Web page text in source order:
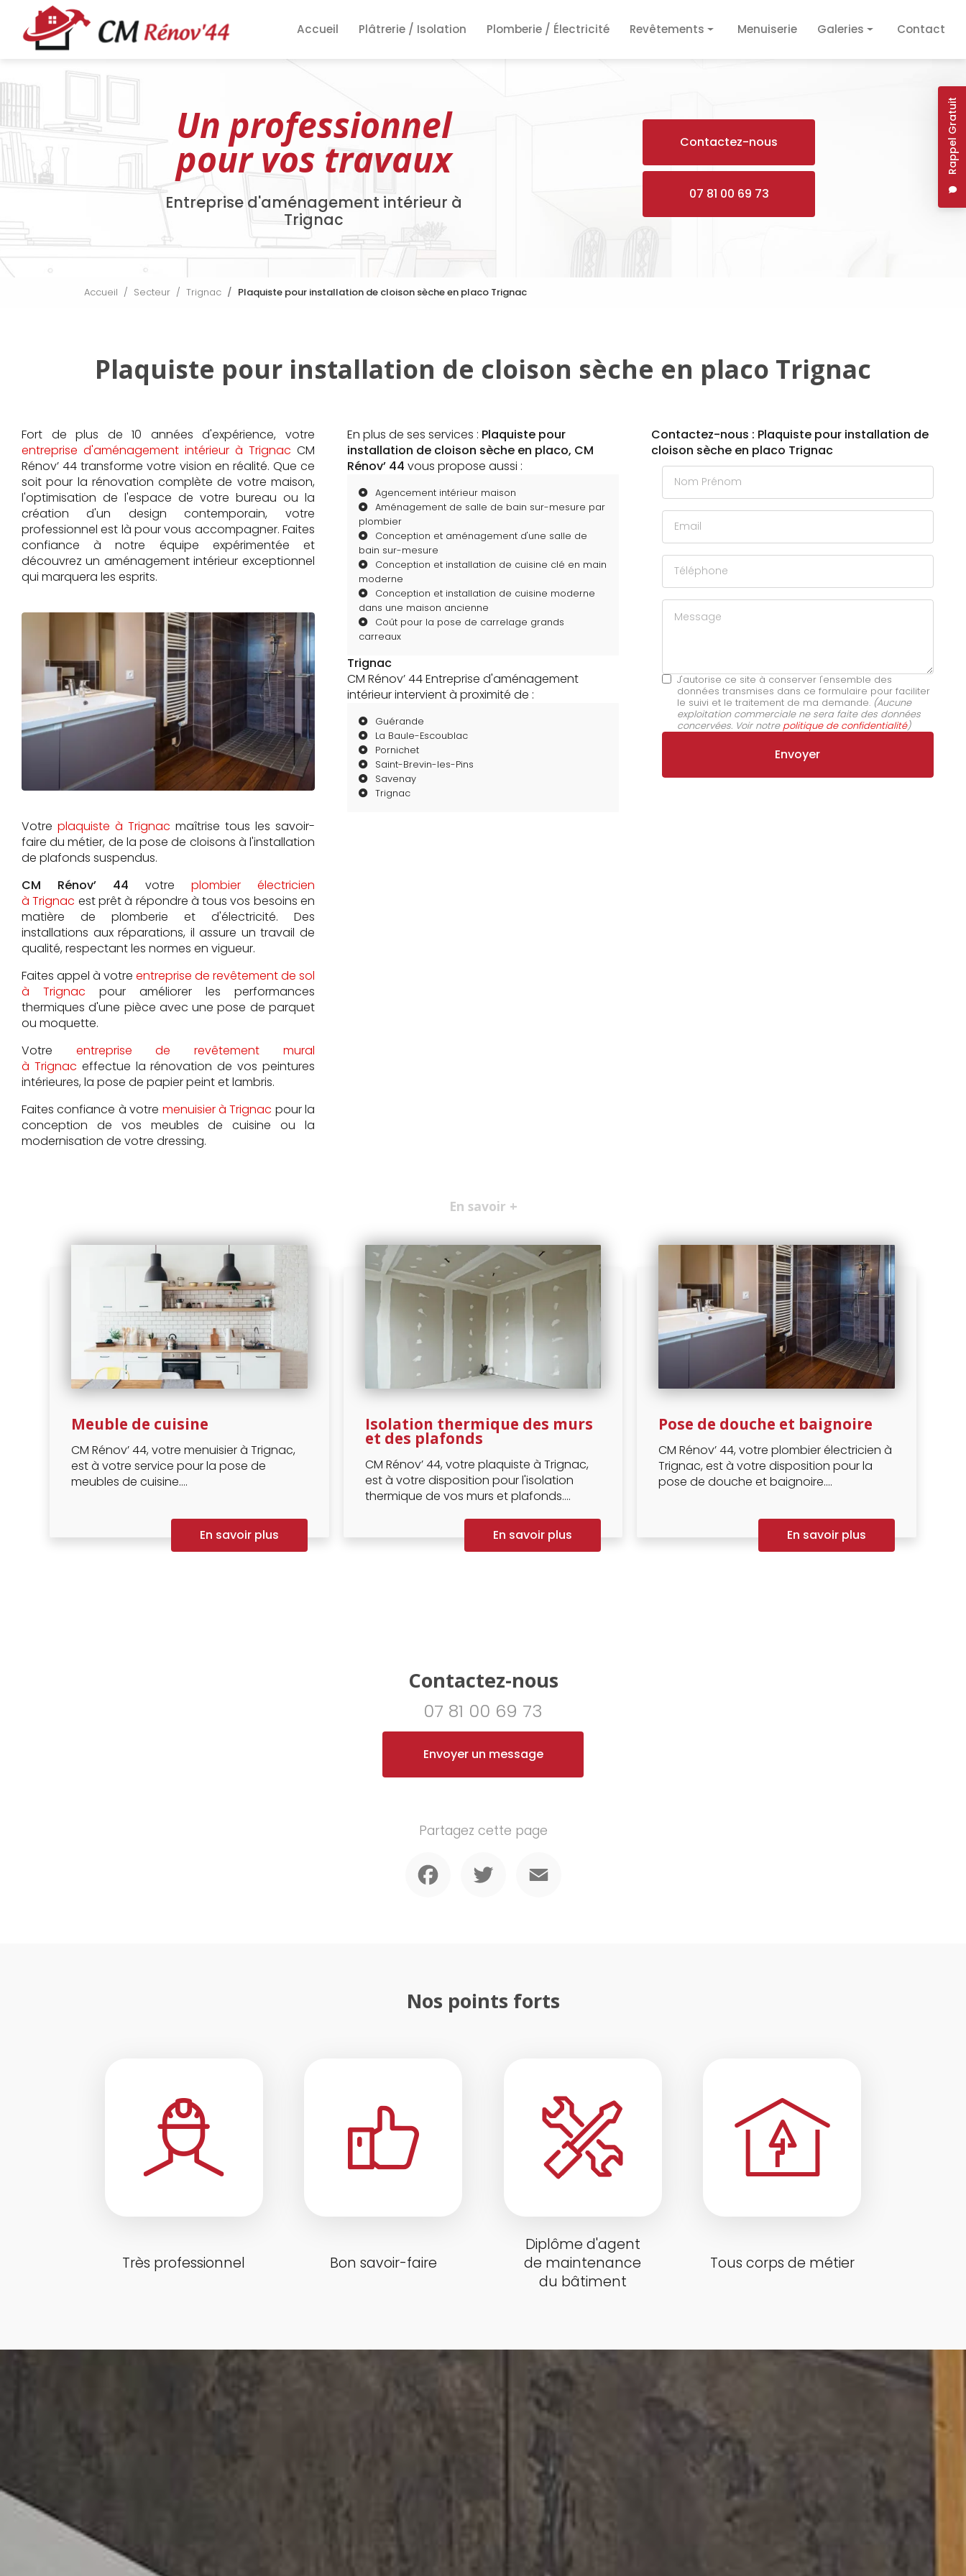
contenu
principal
Rappel Gratuit
Accueil Plâtrerie / Isolation Plomberie / Électricité Revêtements Menuiserie Galeries Contact
Un professionnel
pour vos travaux
Entreprise d'aménagement intérieur à
Trignac
Contactez-nous
07 81 00 69 73
Accueil Secteur Trignac Plaquiste pour installation de cloison sèche en placo Trignac
Plaquiste pour installation de cloison sèche en placo Trignac
Fort de plus de 10 années d'expérience, votre
entreprise d'aménagement intérieur à Trignac CM
Rénov’ 44 transforme votre vision en réalité. Que ce
soit pour la rénovation complète de votre maison,
l'optimisation de l'espace de votre bureau ou la
création d'un design contemporain, votre
professionnel est là pour vous accompagner. Faites
confiance à notre équipe expérimentée et
découvrez un aménagement intérieur exceptionnel
qui marquera les esprits.
Votre plaquiste à Trignac maîtrise tous les savoir-
faire du métier, de la pose de cloisons à l'installation
de plafonds suspendus.
CM Rénov’ 44 votre plombier électricien
à Trignac est prêt à répondre à tous vos besoins en
matière de plomberie et d'électricité. Des
installations aux réparations, il assure un travail de
qualité, respectant les normes en vigueur.
Faites appel à votre entreprise de revêtement de sol
à Trignac pour améliorer les performances
thermiques d'une pièce avec une pose de parquet
ou moquette.
Votre entreprise de revêtement mural
à Trignac effectue la rénovation de vos peintures
intérieures, la pose de papier peint et lambris.
Faites confiance à votre menuisier à Trignac pour la
conception de vos meubles de cuisine ou la
modernisation de votre dressing.
En plus de ses services : Plaquiste pour
installation de cloison sèche en placo, CM
Rénov’ 44 vous propose aussi :
Agencement intérieur maison
Aménagement de salle de bain sur-mesure par
plombier
Conception et aménagement d'une salle de
bain sur-mesure
Conception et installation de cuisine clé en main
moderne
Conception et installation de cuisine moderne
dans une maison ancienne
Coût pour la pose de carrelage grands
carreaux
Trignac
CM Rénov’ 44 Entreprise d'aménagement
intérieur intervient à proximité de :
Guérande
La Baule-Escoublac
Pornichet
Saint-Brevin-les-Pins
Savenay
Trignac
Contactez-nous : Plaquiste pour installation de
cloison sèche en placo Trignac
Nom Prénom
Email
Téléphone
Message
J'autorise ce site à conserver l'ensemble des
données transmises dans ce formulaire pour faciliter
le suivi et le traitement de ma demande. (Aucune
exploitation commerciale ne sera faite des données
concervées. Voir notre politique de confidentialité)
En savoir +
Meuble de cuisine
CM Rénov’ 44, votre menuisier à Trignac,
est à votre service pour la pose de
meubles de cuisine....
En savoir plus
Isolation thermique des murs
et des plafonds
CM Rénov’ 44, votre plaquiste à Trignac,
est à votre disposition pour l'isolation
thermique de vos murs et plafonds....
En savoir plus
Pose de douche et baignoire
CM Rénov’ 44, votre plombier électricien à
Trignac, est à votre disposition pour la
pose de douche et baignoire....
En savoir plus
Contactez-nous
07 81 00 69 73
Envoyer un message
Partagez cette page
Nos points forts
Très professionnel Bon savoir-faire
Diplôme d'agent
de maintenance
du bâtiment
Tous corps de métier